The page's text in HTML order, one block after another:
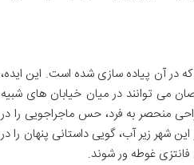
در آن پیاده سازی شده است. این ایده،
می توانند در میان خیابان های شبیه
منحصر به فرد، حس ماجراجویی را در
شهر زیر آب، گویی داستانی پنهان را در
غوطه ور شوند.